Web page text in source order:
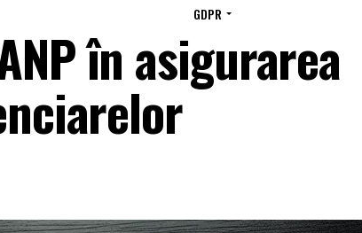
GDPR
în asigurarea